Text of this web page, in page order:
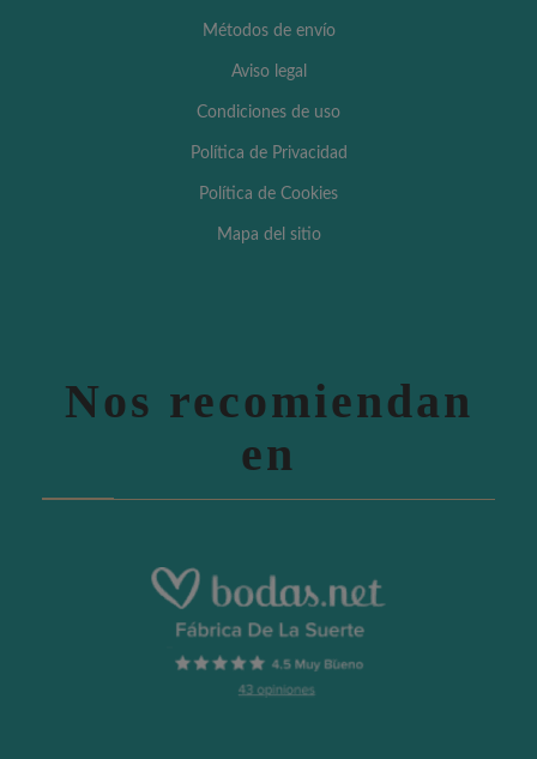
Métodos de envío
Aviso legal
Condiciones de uso
Política de Privacidad
Política de Cookies
Mapa del sitio
Nos recomiendan
en